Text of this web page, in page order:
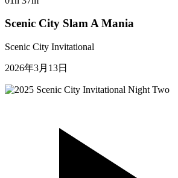
Scenic City Slam A Mania
Scenic City Invitational
2026年3月13日